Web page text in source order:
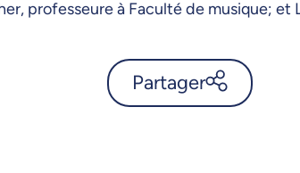
professeure à Faculté de musique;
Partager